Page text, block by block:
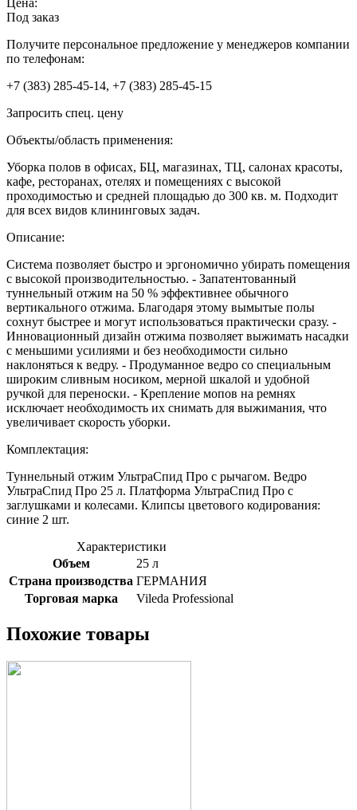
Под заказ
Получите персональное предложение у менеджеров компании
по телефонам:
+7 (383) 285-45-14, +7 (383) 285-45-15
Запросить спец. цену
Объекты/область применения:
Уборка полов в офисах, БЦ, магазинах, ТЦ, салонах красоты,
кафе, ресторанах, отелях и помещениях с высокой
проходимостью и средней площадью до 300 кв. м. Подходит
для всех видов клининговых задач.
Описание:
Система позволяет быстро и эргономично убирать помещения
с высокой производительностью. - Запатентованный
туннельный отжим на 50 % эффективнее обычного
вертикального отжима. Благодаря этому вымытые полы
сохнут быстрее и могут использоваться практически сразу. -
Инновационный дизайн отжима позволяет выжимать насадки
с меньшими усилиями и без необходимости сильно
наклоняться к ведру. - Продуманное ведро со специальным
широким сливным носиком, мерной шкалой и удобной
ручкой для переноски. - Крепление мопов на ремнях
исключает необходимость их снимать для выжимания, что
увеличивает скорость уборки.
Комплектация:
Туннельный отжим УльтраСпид Про с рычагом. Ведро
УльтраСпид Про 25 л. Платформа УльтраСпид Про с
заглушками и колесами. Клипсы цветового кодирования:
синие 2 шт.
Характеристики
Объем
25 л
Страна производства ГЕРМАНИЯ
Торговая марка
Vileda Professional
Похожие товары